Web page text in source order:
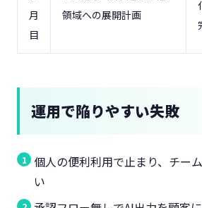
月
目
領域への展開計画
運用で陥りやすい失敗
個人の便利利用で止まり、チー
い